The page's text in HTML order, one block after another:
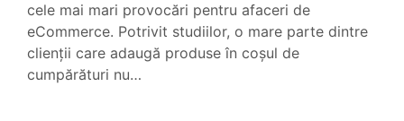
cele mai mari provocări pentru afaceri de
eCommerce. Potrivit studiilor, o mare parte dintre
clienții care adaugă produse în coșul de
cumpărături nu…